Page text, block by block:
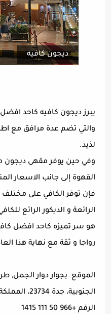
ديجون كافيه
يبرز ديجون كافيه كاحد
والتي تضم عدة مرافق مع
لذيذ.
وفي حين يوفر مقهى ديجون
القهوة إلى جانب الاسعار
فإن توفر الكافي على مختلف
الرائعة و الديكور الرائع
هو سر تميزه كاحد افضل
رواجا و ثقة مع نهاية هذا
الموقع بجوار دوار الجمل,
الجنوبية، جدة 23734، المملكة العربية السعودية
الرقم +966 50 111 1415